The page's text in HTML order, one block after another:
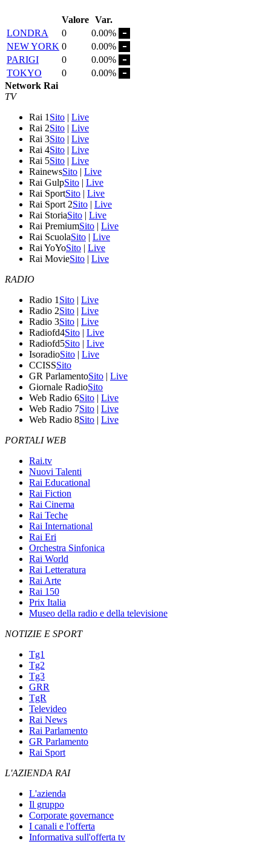
Valore Var.
LONDRA
0
0.00%
NEW YORK 0
0.00%
PARIGI
0
0.00%
TOKYO
0
0.00%
Network Rai
TV
Rai 1 Sito | Live
Rai 2Sito | Live
Rai 3Sito | Live
Rai 4Sito | Live
Rai 5Sito | Live
RainewsSito | Live
Rai GulpSito | Live
Rai SportSito | Live
Rai Sport 2Sito | Live
Rai StoriaSito | Live
Rai PremiumSito | Live
Rai ScuolaSito | Live
Rai YoYoSito | Live
Rai MovieSito | Live
RADIO
Radio 1 Sito | Live
Radio 2Sito | Live
Radio 3Sito | Live
Radiofd4Sito | Live
Radiofd5Sito | Live
IsoradioSito | Live
CCISSSito
GR ParlamentoSito | Live
Giornale RadioSito
Web Radio 6Sito | Live
Web Radio 7Sito | Live
Web Radio 8Sito | Live
PORTALI WEB
Rai.tv
Nuovi Talenti
Rai Educational
Rai Fiction
Rai Cinema
Rai Teche
Rai International
Rai Eri
Orchestra Sinfonica
Rai World
Rai Letteratura
Rai Arte
Rai 150
Prix Italia
Museo della radio e della televisione
NOTIZIE E SPORT
Tg1
Tg2
Tg3
GRR
TgR
Televideo
Rai News
Rai Parlamento
GR Parlamento
Rai Sport
L'AZIENDA RAI
L'azienda
Il gruppo
Corporate governance
I canali e l'offerta
Informativa sull'offerta tv